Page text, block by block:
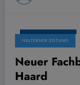
26. Januar 2022
HALTERNER ZEITUNG
Neuer
Haard